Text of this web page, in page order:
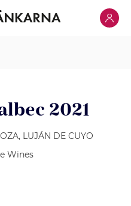
Klicka
2021
LUJÁN DE CUYO
Wines